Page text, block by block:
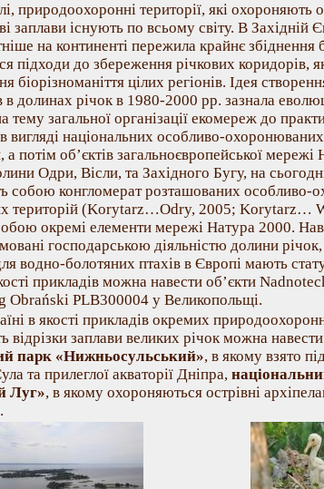
природоохоронні території, які охороняють
заплави існують по всьому світу. В Західній
на континенті пережила крайнє збіднення
підходи до збереження річкових коридорів,
біорізноманіття цілих регіонів. Ідея
в долинах річок в 1980-2000 рр. зазнала
тему загальної організації екомереж до
вигляді національних особливо-
а потім об’єктів загальноєвропейської
Одри, Вісли, та Західного Бугу, на
собою конгломерат розташованих особливо-
територій (Korytarz…Odry, 2005; Korytarz…
окремі елементи мережі Натура 2000.
господарською діяльністю долини річок,
водно-болотяних птахів в Європі мають
прикладів можна навести об’єкти
Obrański PLB300004 у Великопольщі.
в якості прикладів окремих
відрізки заплави великих річок можна навести
парк «Нижньосульський», в якому взято
та прилеглої акваторії Дніпра,
Луг», в якому охороняються острівні